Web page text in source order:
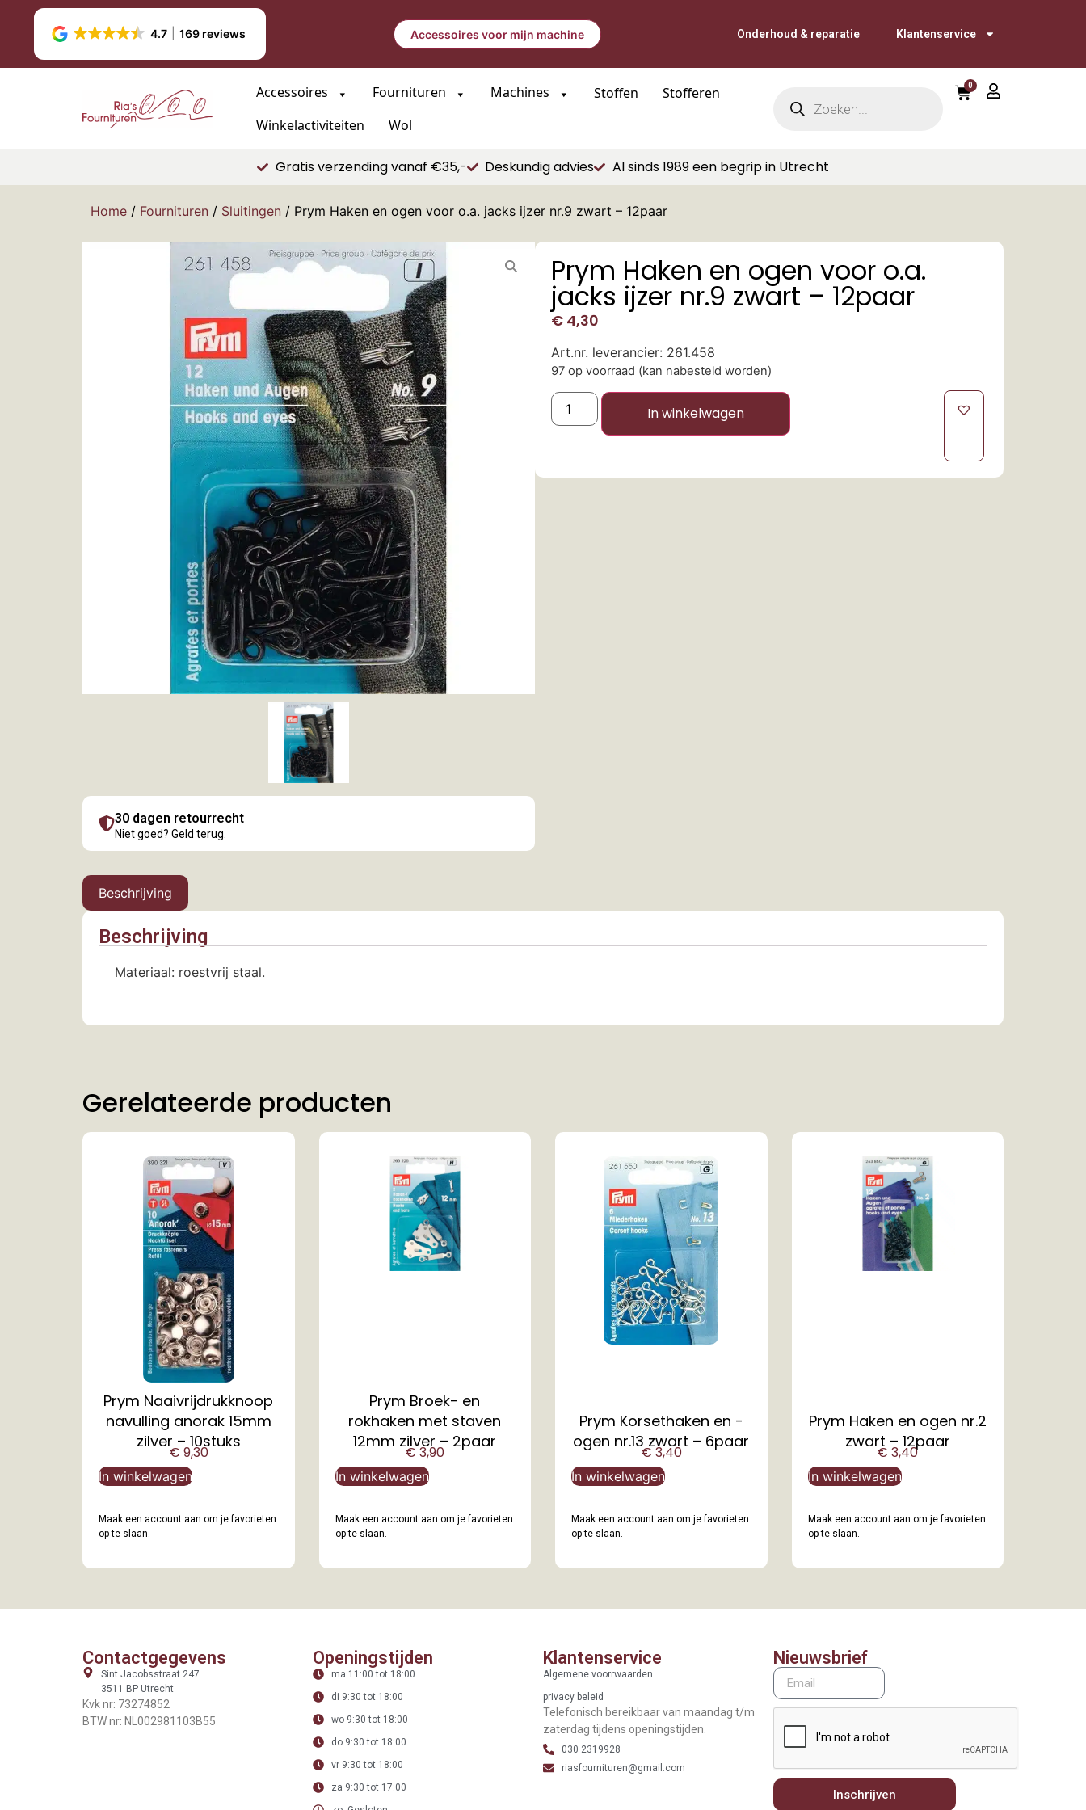
4.7 169 reviews Accessoires voor mijn machine Onderhoud & reparatie Klantenservice
Accessoires Fournituren Machines Stoffen
Stofferen
Winkelactiviteiten
Wol
0
Gratis verzending vanaf €35,- Deskundig advies Al sinds 1989 een begrip in Utrecht
Home / Fournituren / Sluitingen / Prym Haken en ogen voor o.a. jacks ijzer nr.9 zwart – 12paar
30 dagen retourrecht
Niet goed? Geld terug.
Prym Haken en ogen voor o.a.
jacks ijzer nr.9 zwart – 12paar
€4,30
Art.nr. leverancier: 261.458
97 op voorraad (kan nabesteld worden)
In winkelwagen
Beschrijving
Beschrijving
Materiaal: roestvrij staal.
Gerelateerde producten
Prym Naaivrijdrukknoop
navulling anorak 15mm
zilver – 10stuks
€ 9,30
In winkelwagen
Maak een account aan om je favorieten
op te slaan.
Prym Broek- en
rokhaken met staven
12mm zilver – 2paar
€3,90
In winkelwagen
Maak een account aan om je favorieten
op te slaan.
Prym Korsethaken en -
ogen nr.13 zwart – 6paar
€3,40
In winkelwagen
Maak een account aan om je favorieten
op te slaan.
Prym Haken en ogen nr.2
zwart – 12paar
€ 3,40
In winkelwagen
Maak een account aan om je favorieten
op te slaan.
Contactgegevens
Sint Jacobsstraat 247
3511 BP Utrecht
Kvk nr: 73274852
BTW nr: NL002981103B55
Openingstijden
ma 11:00 tot 18:00
di 9:30 tot 18:00
wo 9:30 tot 18:00
do 9:30 tot 18:00
vr 9:30 tot 18:00
za 9:30 tot 17:00
Klantenservice
Algemene voorrwaarden
privacy beleid
Telefonisch bereikbaar van maandag t/m
zaterdag tijdens openingstijden.
030 2319928
riasfournituren@gmail.com
Nieuwsbrief
Inschrijven